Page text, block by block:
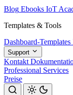
Blog Ebooks IoT
Templates & Tools
Dashboard-Templates
Support
Kontakt
Professional Services
Preise